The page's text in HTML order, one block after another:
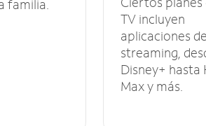
familia.
TV incluyen
aplicaciones
streaming,
Disney+ hasta
Max y más.